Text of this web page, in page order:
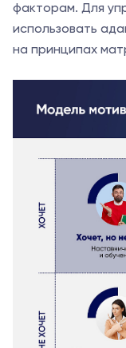
факторам. Для
использовать
на принципах